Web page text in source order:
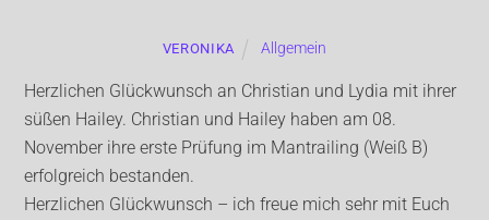
VERONIKA Allgemein
Herzlichen Glückwunsch an Christian und Lydia mit ihrer
süßen Hailey. Christian und Hailey haben am 08.
November ihre erste Prüfung im Mantrailing (Weiß B)
erfolgreich bestanden.
Herzlichen Glückwunsch – ich freue mich sehr mit Euch